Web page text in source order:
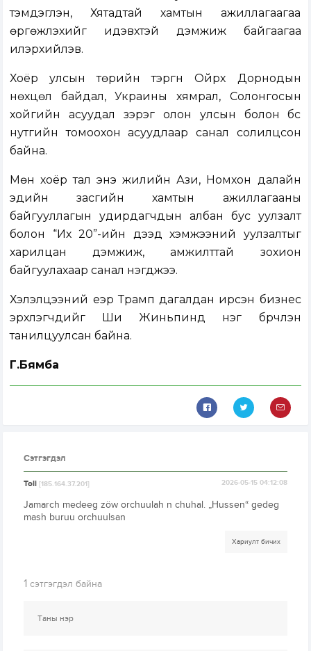
тэмдэглэн, Хятадтай хамтын ажиллагаагаа
өргөжүүлэхийг идэвхтэй дэмжиж байгаагаа
илэрхийлэв.
Хоёр улсын төрийн тэргүүн Ойрх Дорнодын
нөхцөл байдал, Украины хямрал, Солонгосын
хойгийн асуудал зэрэг олон улсын болон бүс
нутгийн томоохон асуудлаар санал солилцсон
байна.
Мөн хоёр тал энэ жилийн Ази, Номхон далайн
эдийн засгийн хамтын ажиллагааны
байгууллагын удирдагчдын албан бус уулзалт
болон “Их 20”-ийн дээд хэмжээний уулзалтыг
харилцан дэмжиж, амжилттай зохион
байгуулахаар санал нэгджээ.
Хэлэлцээний үеэр Трамп дагалдан ирсэн бизнес
эрхлэгчдийг Ши Жиньпинд нэг бүрчлэн
танилцуулсан байна.
Г.Бямба
Сэтгэгдэл
Toli[185.164.37.201] 2026-05-15 04:12:08
Jamarch medeeg zöw orchuulah n chuhal. „Hussen“ gedeg
mash buruu orchuulsan
Хариулт бичих
1 сэтгэгдэл байна